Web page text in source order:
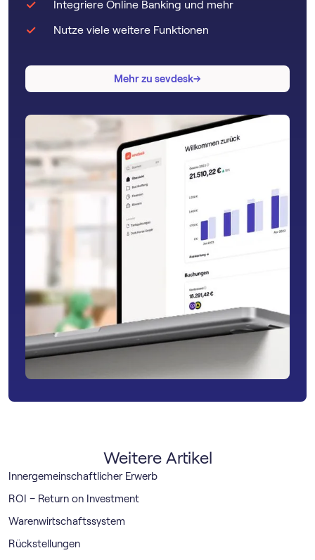
Integriere Online Banking und mehr
Nutze viele weitere Funktionen
Mehr zu sevdesk→
→
Weitere Artikel
Innergemeinschaftlicher Erwerb
ROI – Return on Investment
Warenwirtschaftssystem
Rückstellungen